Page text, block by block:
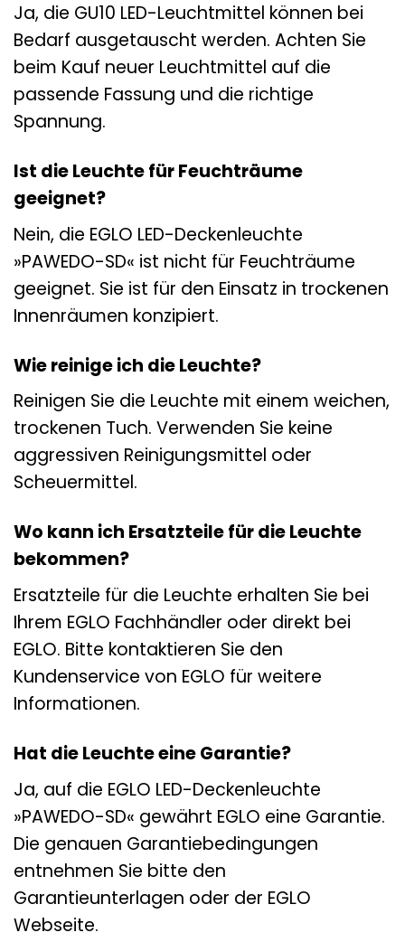
Ja, die GU10 LED-Leuchtmittel können bei
Bedarf ausgetauscht werden. Achten Sie
beim Kauf neuer Leuchtmittel auf die
passende Fassung und die richtige
Spannung.
Ist die Leuchte für Feuchträume
geeignet?
Nein, die EGLO LED-Deckenleuchte
»PAWEDO-SD« ist nicht für Feuchträume
geeignet. Sie ist für den Einsatz in trockenen
Innenräumen konzipiert.
Wie reinige ich die Leuchte?
Reinigen Sie die Leuchte mit einem weichen,
trockenen Tuch. Verwenden Sie keine
aggressiven Reinigungsmittel oder
Scheuermittel.
Wo kann ich Ersatzteile für die Leuchte
bekommen?
Ersatzteile für die Leuchte erhalten Sie bei
Ihrem EGLO Fachhändler oder direkt bei
EGLO. Bitte kontaktieren Sie den
Kundenservice von EGLO für weitere
Informationen.
Hat die Leuchte eine Garantie?
Ja, auf die EGLO LED-Deckenleuchte
»PAWEDO-SD« gewährt EGLO eine Garantie.
Die genauen Garantiebedingungen
entnehmen Sie bitte den
Garantieunterlagen oder der EGLO
Webseite.